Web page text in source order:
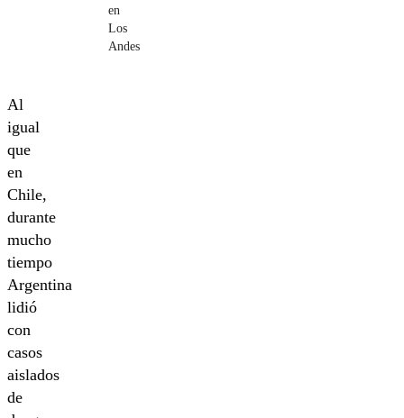
en
Los
Andes
Al
igual
que
en
Chile,
durante
mucho
tiempo
Argentina
lidió
con
casos
aislados
de